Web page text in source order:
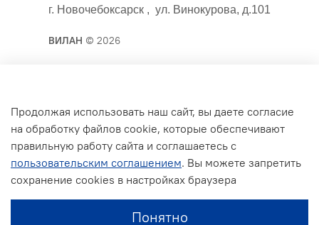
г. Новочебоксарск , ул. Винокурова, д.101
ВИЛАН © 2026
Публичная оферта
Согласие на обработку персональных данных для
сайта
Политика конфиденциальности
Условия обмена и возврата
Продолжая использовать наш сайт, вы даете согласие
на обработку файлов cookie, которые обеспечивают
правильную работу сайта и соглашаетесь с
пользовательским соглашением. Вы можете запретить
сохранение cookies в настройках браузера
Понятно